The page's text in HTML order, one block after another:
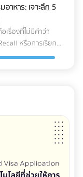
าหาร: เจาะลึก 5
รื่องที่ไม่มีคำว่า
หรือการเรียก
การเงินมหาศาล แต่
ร่อนอุตสาหกรรม
ความปลอดภัยใน